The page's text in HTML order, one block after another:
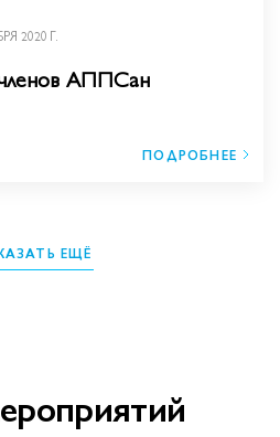
2020 Г.
АППСан
ПОДРОБНЕЕ
ЕЩЁ